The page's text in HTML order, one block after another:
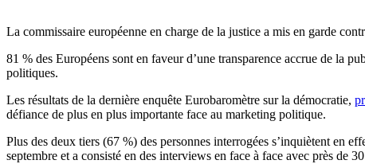
La commissaire européenne en charge de la justice a mis en garde
81 % des Européens sont en faveur d’une transparence accrue de la
politiques.
Les résultats de la dernière enquête Eurobaromètre sur la démocratie,
défiance de plus en plus importante face au marketing politique.
Plus des deux tiers (67 %) des personnes interrogées s’inquiètent en
septembre et a consisté en des interviews en face à face avec près de